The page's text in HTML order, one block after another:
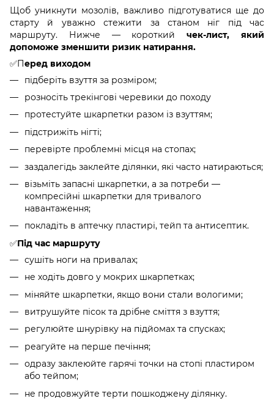
Щоб уникнути мозолів, важливо підготуватися ще до
старту й уважно стежити за станом ніг під час
маршруту. Нижче — короткийчек-лист, який
допоможе зменшити ризик натирання.
✅Перед виходом
підберіть взуття за розміром;
розносіть трекінгові черевики до походу
протестуйте шкарпетки разом із взуттям;
підстрижіть нігті;
перевірте проблемні місця на стопах;
заздалегідь заклейте ділянки, які часто натираються;
візьміть запасні шкарпетки, а за потреби —
компресійні шкарпетки для тривалого
навантаження;
покладіть в аптечку пластирі, тейп та антисептик.
✅Під час маршруту
сушіть ноги на привалах;
не ходіть довго у мокрих шкарпетках;
міняйте шкарпетки, якщо вони стали вологими;
витрушуйте пісок та дрібне сміття з взуття;
регулюйте шнурівку на підйомах та спусках;
реагуйте на перше печіння;
одразу заклеюйте гарячі точки на стопі пластиром
або тейпом;
не продовжуйте терти пошкоджену ділянку.